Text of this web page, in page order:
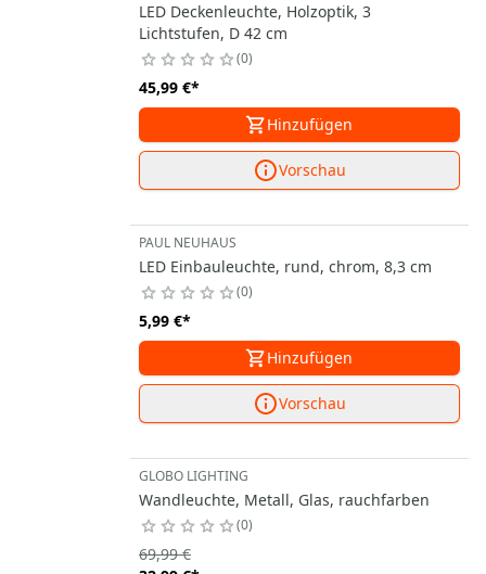
LED Deckenleuchte, Holzoptik, 3
Lichtstufen, D 42 cm
0
45,99 €*
Hinzufügen
Vorschau
PAUL NEUHAUS
LED Einbauleuchte, rund, chrom, 8,3 cm
0
5,99 €*
Hinzufügen
Vorschau
GLOBO LIGHTING
Wandleuchte, Metall, Glas, rauchfarben
0
69,99 €